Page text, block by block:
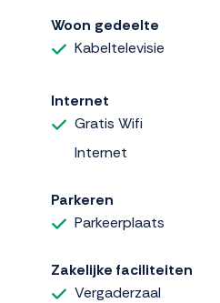
Woon gedeelte
Kabeltelevisie
Internet
Gratis Wifi
Internet
Parkeren
Parkeerplaats
Zakelijke faciliteiten
Vergaderzaal